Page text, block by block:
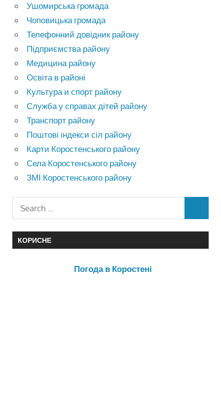
Ушомирська громада
Чоповицька громада
Телефонний довідник району
Підприємства району
Медицина району
Освіта в районі
Культура и спорт району
Служба у справах дітей району
Транспорт району
Поштові індекси сіл району
Карти Коростенського району
Села Коростенського району
ЗМІ Коростенського району
КОРИСНЕ
Погода в Коростені